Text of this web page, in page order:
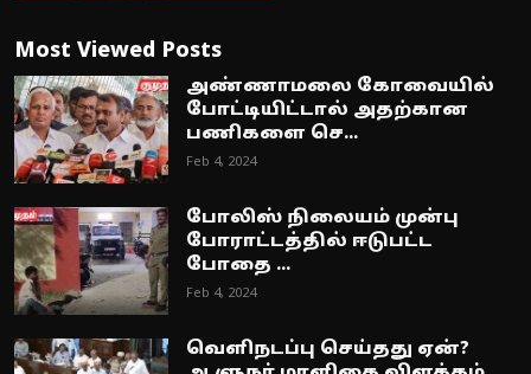
Most Viewed Posts
அண்ணாமலை கோவையில்
போட்டியிட்டால் அதற்கான
பணிகளை செ...
Feb 4, 2024
போலிஸ் நிலையம் முன்பு
போராட்டத்தில் ஈடுபட்ட
போதை ...
Feb 4, 2024
வெளிநடப்பு செய்தது ஏன்?